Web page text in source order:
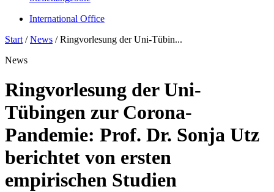
International Office
Start /News /Ringvorlesung der Uni-Tübin...
News
Ringvorlesung der Uni-
Tübingen zur Corona-
Pandemie: Prof. Dr. Sonja Utz
berichtet von ersten
empirischen Studien